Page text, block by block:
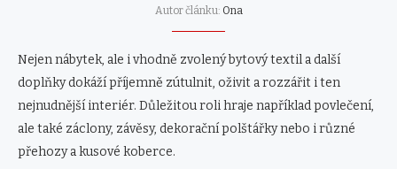
Autor článku: Ona
Nejen nábytek, ale i vhodně zvolený bytový textil a další
doplňky dokáží příjemně zútulnit, oživit a rozzářit i ten
nejnudnější interiér. Důležitou roli hraje například povlečení,
ale také záclony, závěsy, dekorační polštářky nebo i různé
přehozy a kusové koberce.